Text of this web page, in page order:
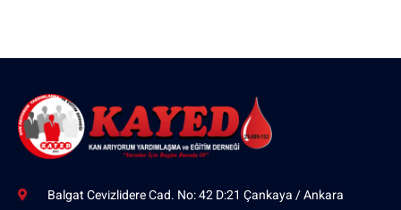
Balgat Cevizlidere Cad. No: 42 D:21 Çankaya / Ankara